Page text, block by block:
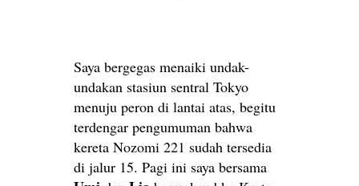
Saya bergegas menaiki undak-
undakan stasiun sentral Tokyo
menuju peron di lantai atas, begitu
terdengar pengumuman bahwa
kereta Nozomi 221 sudah tersedia
di jalur 15. Pagi ini saya bersama